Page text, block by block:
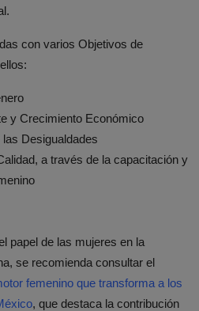
con varios Objetivos de
y Crecimiento Económico
Desigualdades
a través de la capacitación y
papel de las mujeres en la
se recomienda consultar el
femenino que transforma a los
, que destaca la contribución